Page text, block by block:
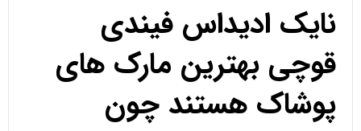
نایک ادیداس فیندی
قوچی بهترین مارک های
پوشاک هستند چون